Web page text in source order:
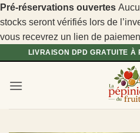
Pré-réservations ouvertes
stocks seront vérifiés lors de
vous recevrez un lien de
Passer
contenu
LIVRAISON DPD GRATUITE